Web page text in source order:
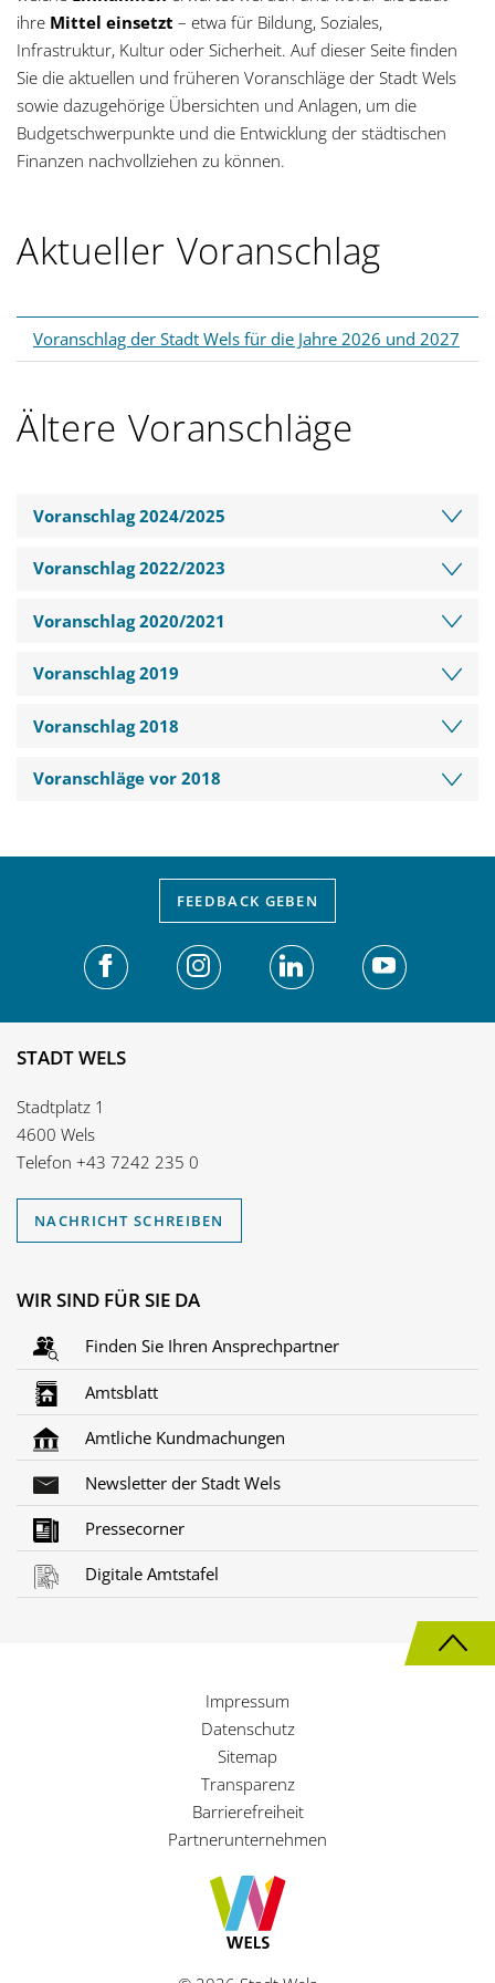
a
ihre Mittel einsetzt – etwa für Bildung, Soziales,
Infrastruktur, Kultur oder Sicherheit. Auf dieser Seite finden
Sie die aktuellen und früheren Voranschläge der Stadt Wels
sowie dazugehörige Übersichten und Anlagen, um die
Budgetschwerpunkte und die Entwicklung der städtischen
Finanzen nachvollziehen zu können.
Aktueller Voranschlag
Voranschlag der Stadt Wels für die Jahre 2026 und 2027
Ältere Voranschläge
Voranschlag 2024/2025
Voranschlag 2022/2023
Voranschlag 2020/2021
Voranschlag 2019
Voranschlag 2018
Voranschläge vor 2018
FEEDBACK GEBEN
STADT WELS
Stadtplatz 1
4600 Wels
Telefon +43 7242 235 0
NACHRICHT SCHREIBEN
WIR SIND FÜR SIE DA
Finden Sie Ihren Ansprechpartner
Amtsblatt
Amtliche Kundmachungen
Newsletter der Stadt Wels
Pressecorner
Digitale Amtstafel
Impressum
Datenschutz
Sitemap
Transparenz
Barrierefreiheit
Partnerunternehmen